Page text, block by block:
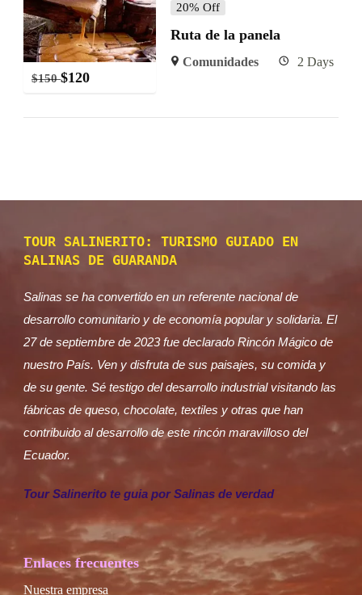
$150 $120
20% Off
Ruta de la panela
Comunidades 2 Days
TOUR SALINERITO: TURISMO GUIADO EN
SALINAS DE GUARANDA
Salinas se ha convertido en un referente nacional de
desarrollo comunitario y de economía popular y solidaria. El
27 de septiembre de 2023 fue declarado Rincón Mágico de
nuestro País. Ven y disfruta de sus paisajes, su comida y
de su gente. Sé testigo del desarrollo industrial visitando las
fábricas de queso, chocolate, textiles y otras que han
contribuido al desarrollo de este rincón maravilloso del
Ecuador.
Tour Salinerito te guia por Salinas de verdad
Enlaces frecuentes
Nuestra empresa